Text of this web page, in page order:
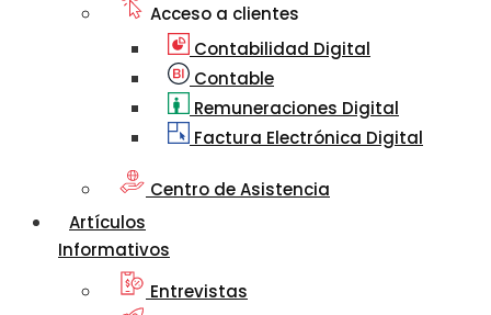
Acceso a clientes
Contabilidad Digital
Contable
Remuneraciones Digital
Factura Electrónica Digital
Centro de Asistencia
Artículos
Informativos
Entrevistas